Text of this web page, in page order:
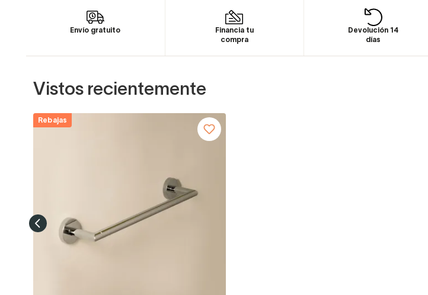
Envío gratuito
Financia tu
compra
Devolución 14
días
Vistos recientemente
Rebajas